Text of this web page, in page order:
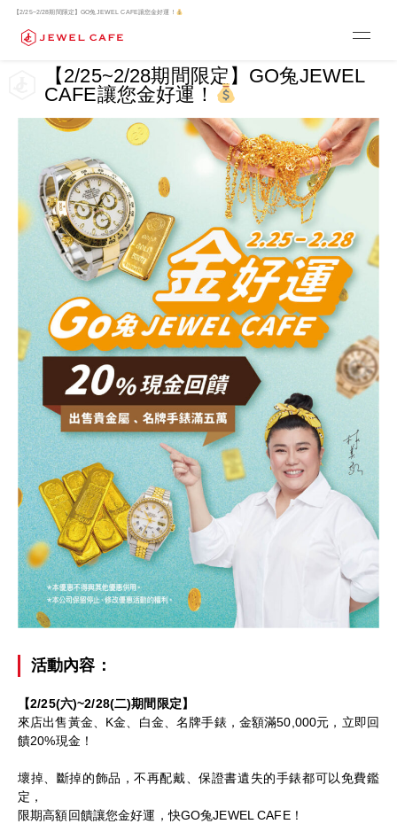
【2/25~2/28期間限定】GO兔JEWEL CAFE讓您金好運！
【2/25~2/28期間限定】GO兔JEWEL
CAFE讓您金好運！
活動內容：
【2/25(六)~2/28(二)期間限定】
來店出售黃金、K金、白金、名牌手錶，金額滿50,000元，立即回
饋20%現金！
壞掉、斷掉的飾品，不再配戴、保證書遺失的手錶都可以免費鑑
定，
限期高額回饋讓您金好運，快GO兔JEWEL CAFE！